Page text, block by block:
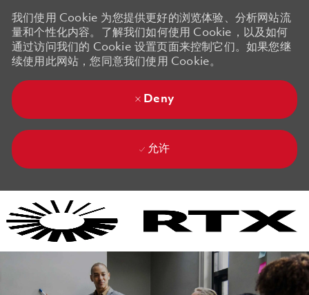
我们使用 Cookie 为您提供更好的浏览体验、分析网站流
量和个性化内容。了解我们如何使用 Cookie，以及如何
通过访问我们的 Cookie 设置页面来控制它们。如果您继
续使用此网站，您同意我们使用 Cookie。
Deny
允许